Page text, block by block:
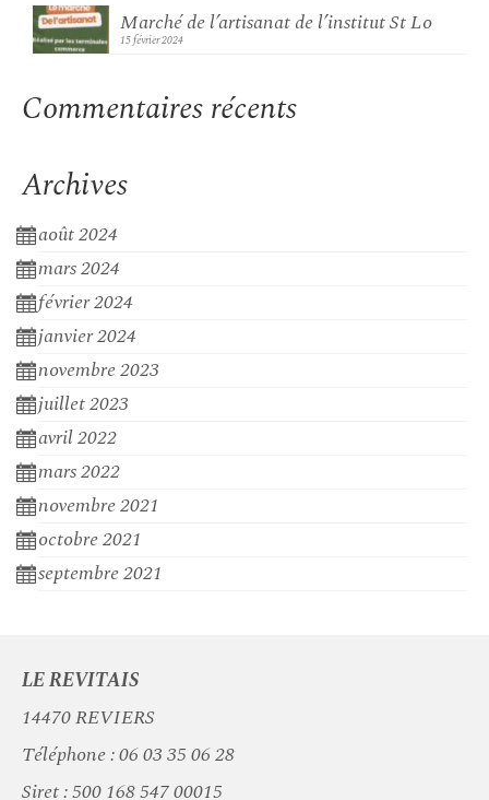
Marché de l’artisanat de l’institut St Lo
15 février 2024
Commentaires récents
Archives
août 2024
mars 2024
février 2024
janvier 2024
novembre 2023
juillet 2023
avril 2022
mars 2022
novembre 2021
octobre 2021
septembre 2021
LE REVITAIS
14470 REVIERS
Téléphone :06 03 35 06 28
Siret :500 168 547 00015